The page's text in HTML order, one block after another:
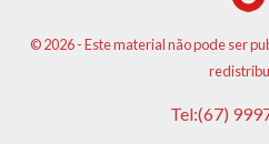
© 2026 - Este material não pode ser
Tel:(67)